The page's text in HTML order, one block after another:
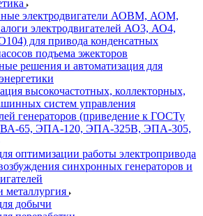
электродвигатели АОВМ, АОМ,
электродвигателей АО3, АО4,
для привода конденсатных
подъема эжекторов
решения и автоматизация для
высокочастотных, коллекторных,
систем управления
генераторов (приведение к ГОСТу
65, ЭПА-120, ЭПА-325В, ЭПА-305,
оптимизации работы электропривода
синхронных генераторов и
металлургия
добычи